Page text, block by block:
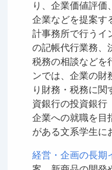
り、企業価値評価
企業などを提案す
計事務所で行うイ
の記帳代行業務、
税務の相談などを
ンでは、企業の財
り財務・税務に関
資銀行の投資銀行
企業への就職を目
がある文系学生に
経営・企画の長期